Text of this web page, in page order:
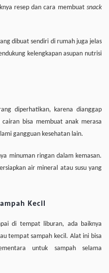
resep dan cara membuat snack
dibuat sendiri di rumah juga jelas
kelengkapan asupan nutrisi
diperhatikan, karena dianggap
cairan bisa membuat anak merasa
gangguan kesehatan lain.
minuman ringan dalam kemasan.
air mineral atau susu yang
Kecil
di tempat liburan, ada baiknya
tempat sampah kecil. Alat ini bisa
untuk sampah selama